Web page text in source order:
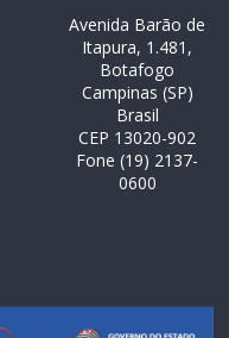
Avenida Barão de
Itapura, 1.481,
Botafogo
Campinas (SP)
Brasil
CEP 13020-902
Fone (19) 2137-
0600